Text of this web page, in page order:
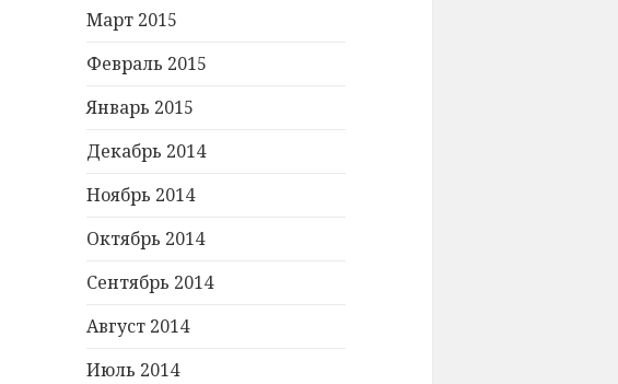
Март 2015
Февраль 2015
Январь 2015
Декабрь 2014
Ноябрь 2014
Октябрь 2014
Сентябрь 2014
Август 2014
Июль 2014